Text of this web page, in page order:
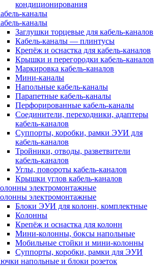
кондиционирования
каналы
каналы
Заглушки торцевые для кабель-каналов
Кабель-каналы — плинтусы
Крепёж и оснастка для кабель-каналов
Крышки и перегородки кабель-каналов
Маркировка кабель-каналов
Мини-каналы
Напольные кабель-каналы
Парапетные кабель-каналы
Перфорированные кабель-каналы
Соединители, переходники, адаптеры
кабель-каналов
Суппорты, коробки, рамки ЭУИ для
кабель-каналов
Тройники, отводы, разветвители
кабель-каналов
Углы, повороты кабель-каналов
Крышки углов кабель-каналов
электромонтажные
электромонтажные
Блоки ЭУИ для колонн, комплектные
Колонны
Крепёж и оснастка для колонн
Мини-колонны, боксы напольные
Мобильные стойки и мини-колонны
Суппорты, коробки, рамки для ЭУИ
напольные и блоки розеток